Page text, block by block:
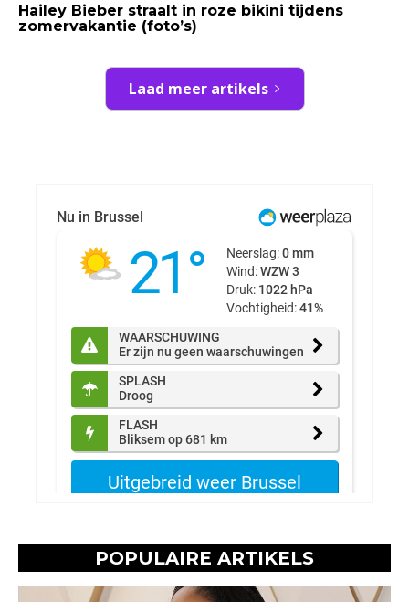
Hailey Bieber straalt in roze bikini tijdens
zomervakantie (foto’s)
Laad meer artikels
POPULAIRE ARTIKELS